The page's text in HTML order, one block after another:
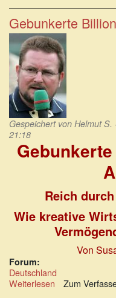
neoliberale
Zwangsjacke
wird
fürs
Volk
noch
enger
gezurrt
Gebunkerte
Gespeichert von Helmut S.
21:18
Reich
Wie kreative
Von
Forum:
Deutschland
Weiterlesen über
Zum